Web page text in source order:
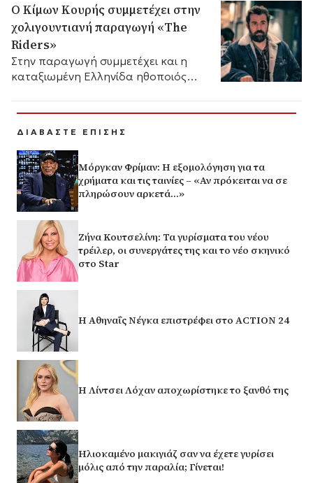
Ο Κίμων Κουρής συμμετέχει στην
χολιγουντιανή παραγωγή «The
Riders»
Στην παραγωγή συμμετέχει και η
καταξιωμένη Ελληνίδα ηθοποιός
ΔΙΑΒΑΣΤΕ ΕΠΙΣΗΣ
Μόργκαν Φρίμαν: Η εξομολόγηση για τα
χρήματα και τις ταινίες – «Αν πρόκειται να σε
πληρώσουν αρκετά…»
Ζήνα Κουτσελίνη: Τα γυρίσματα του νέου
τρέιλερ, οι συνεργάτες της και το νέο σκηνικό
στο Star
Η Αθηναΐς Νέγκα επιστρέφει στο ACTION 24
Η Λίντσει Λόχαν αποχωρίστηκε το ξανθό της
Ηλιοκαμένο μακιγιάζ σαν να έχετε γυρίσει
μόλις από την παραλία; Γίνεται!